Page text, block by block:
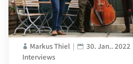
Markus Thiel 30. Jan.. 2022
Interviews